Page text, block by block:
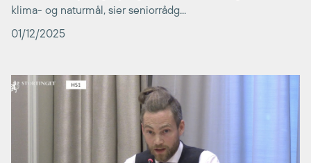
klima- og naturmål, sier seniorrådg...
01/12/2025